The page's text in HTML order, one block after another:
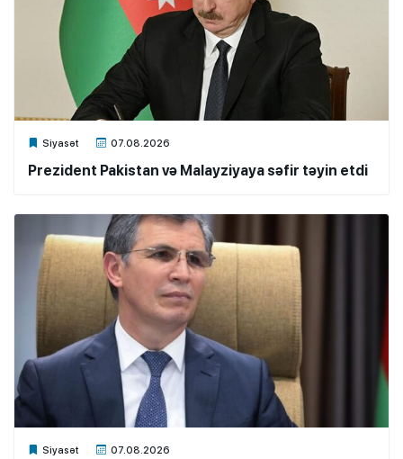
Siyasət 07.08.2026
Xalq.Online
Prezident Pakistan və Malayziyaya səfir təyin etdi
Siyasət 07.08.2026
Xalq.Online